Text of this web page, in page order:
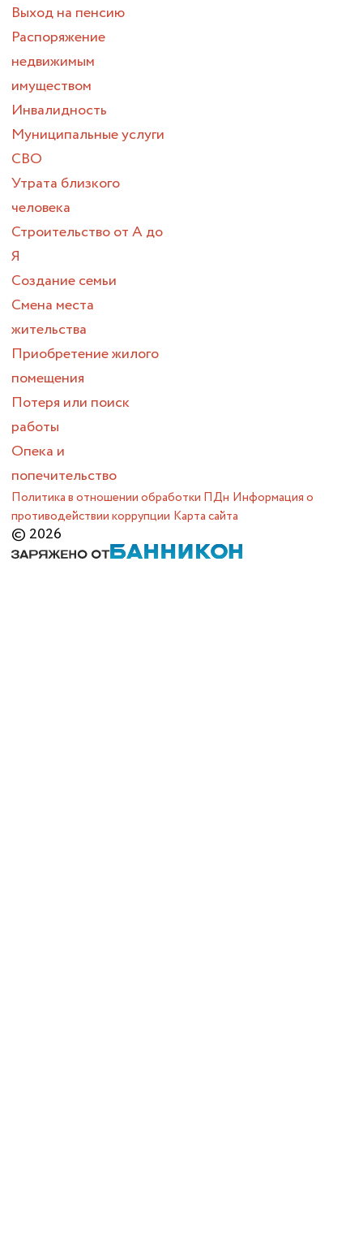
Выход на пенсию
Распоряжение
недвижимым
имуществом
Инвалидность
Муниципальные услуги
СВО
Утрата близкого
человека
Строительство от А до
Я
Создание семьи
Смена места
жительства
Приобретение жилого
помещения
Потеря или поиск
работы
Опека и
попечительство
Политика в отношении обработки ПДн Информация о
противодействии коррупции Карта сайта
© 2026